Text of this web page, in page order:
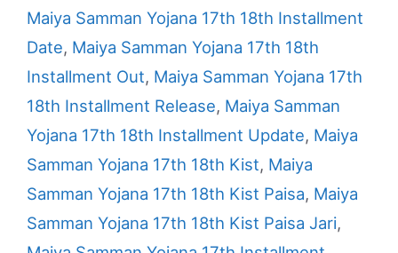
Maiya Samman Yojana 17th 18th Installment
Date, Maiya Samman Yojana 17th 18th
Installment Out, Maiya Samman Yojana 17th
18th Installment Release, Maiya Samman
Yojana 17th 18th Installment Update, Maiya
Samman Yojana 17th 18th Kist, Maiya
Samman Yojana 17th 18th Kist Paisa, Maiya
Samman Yojana 17th 18th Kist Paisa Jari,